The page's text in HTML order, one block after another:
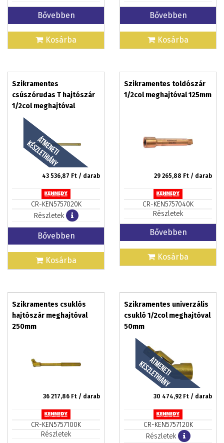
Bővebben
Kosárba
Bővebben
Kosárba
Szikramentes
csúszórudas T hajtószár
1/2col meghajtóval
250mm
43 536,87 Ft / darab
CR-KEN5757020K
Részletek
Bővebben
Kosárba
Szikramentes toldószár
1/2col meghajtóval 125mm
29 265,88 Ft / darab
CR-KEN5757040K
Részletek
Bővebben
Kosárba
Szikramentes csuklós
hajtószár meghajtóval
250mm
36 217,86 Ft / darab
CR-KEN5757100K
Részletek
Szikramentes univerzális
csukló 1/2col meghajtóval
50mm
30 474,92 Ft / darab
CR-KEN5757120K
Részletek